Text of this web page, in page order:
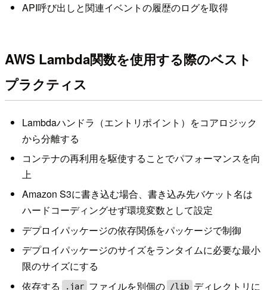
API呼び出しと関連イベントの履歴のログを取得
AWS Lambda関数を使用する際のベスト
プラクティス
Lambdaハンドラ（エントリポイント）をコアロジック
から分離する
コンテナの再利用を駆使することでパフォーマンスを向
上
Amazon S3に書き込む場合、書き込み先バケット名は
ハードコーディングせず環境変数として設定
デプロイパッケージの依存関係をパッケージで制御
デプロイパッケージのサイズをランタイムに必要な最小
限のサイズにする
依存する
.jar ファイルを別個の /lib ディレクトリに